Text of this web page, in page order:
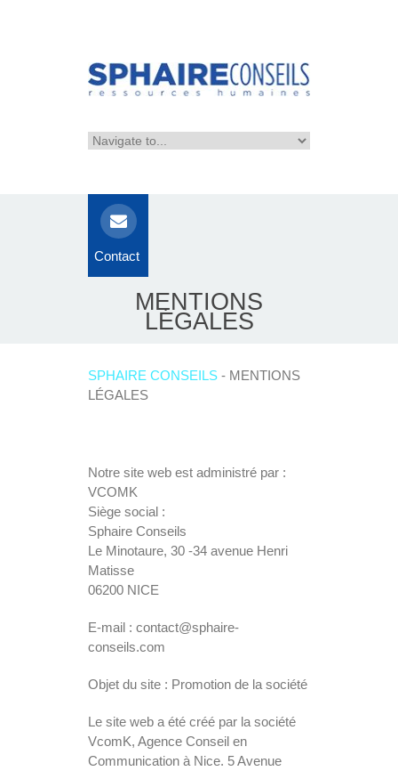
Contact
MENTIONS
LÉGALES
SPHAIRE CONSEILS - MENTIONS
LÉGALES
Notre site web est administré par :
VCOMK
Siège social :
Sphaire Conseils
Le Minotaure, 30 -34 avenue Henri
Matisse
06200 NICE
E-mail : contact@sphaire-
conseils.com
Objet du site : Promotion de la société
Le site web a été créé par la société
VcomK, Agence Conseil en
Communication à Nice. 5 Avenue